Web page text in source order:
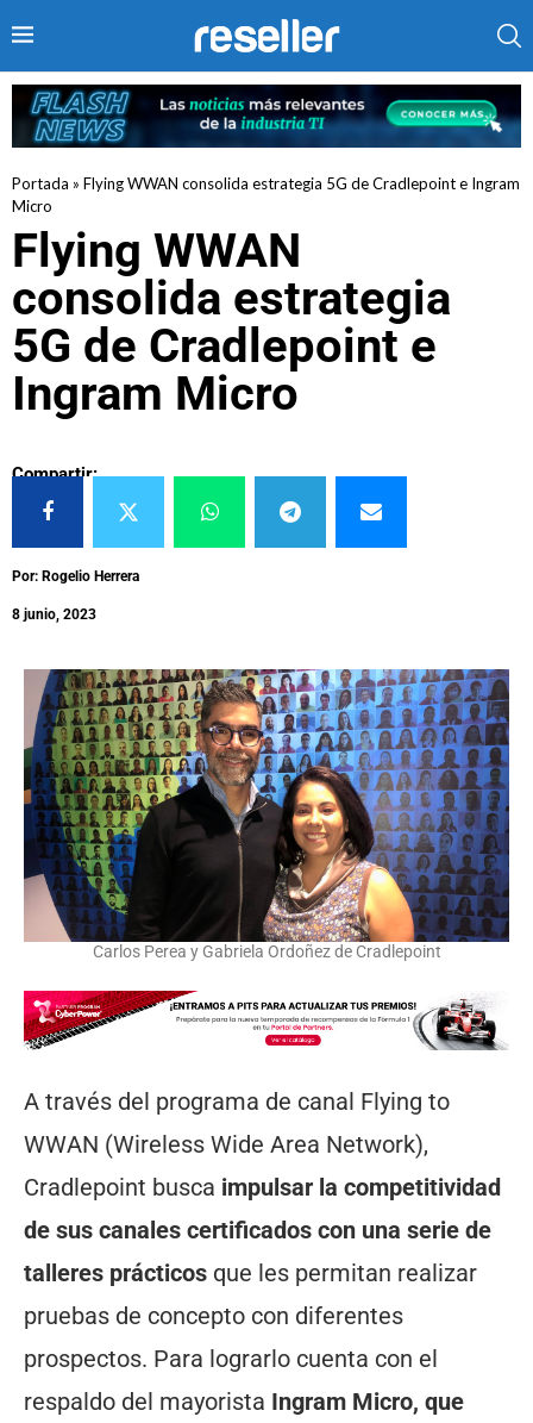
Portada » Flying WWAN consolida estrategia 5G de Cradlepoint e Ingram
Micro
Flying WWAN
consolida estrategia
5G de Cradlepoint e
Ingram Micro
Compartir:
Por: Rogelio Herrera
8 junio, 2023
Carlos Perea y Gabriela Ordoñez de Cradlepoint
A través del programa de canal Flying to
WWAN (Wireless Wide Area Network),
Cradlepoint busca impulsar la competitividad
de sus canales certificados con una serie de
talleres prácticos que les permitan realizar
pruebas de concepto con diferentes
prospectos. Para lograrlo cuenta con el
respaldo del mayorista Ingram Micro, que